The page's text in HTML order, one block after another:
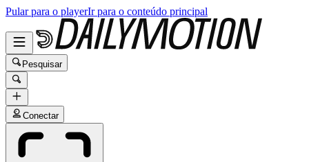
Pular para o playerIr para o conteúdo principal
Pesquisar
Conectar